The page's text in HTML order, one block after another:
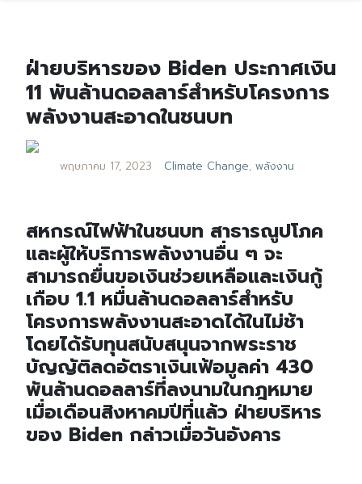
ฝ่ายบริหารของ Biden ประกาศเงิน
11 พันล้านดอลลาร์สำหรับโครงการ
พลังงานสะอาดในชนบท
พฤษภาคม 17, 2023 Climate Change, พลังงาน
สหกรณ์ไฟฟ้าในชนบท สาธารณูปโภค
และผู้ให้บริการพลังงานอื่น ๆ จะ
สามารถยื่นขอเงินช่วยเหลือและเงินกู้
เกือบ 1.1 หมื่นล้านดอลลาร์สำหรับ
โครงการพลังงานสะอาดได้ในไม่ช้า
โดยได้รับทุนสนับสนุนจากพระราช
บัญญัติลดอัตราเงินเฟ้อมูลค่า 430
พันล้านดอลลาร์ที่ลงนามในกฎหมาย
เมื่อเดือนสิงหาคมปีที่แล้ว ฝ่ายบริหาร
ของ Biden กล่าวเมื่อวันอังคาร